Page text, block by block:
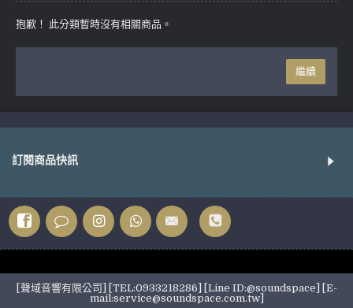
抱歉！ 此分類暫時沒有相關商品。
繼續
訂閱商品快訊
[聲域音響有限公司] [TEL:0933218286] [Line ID:@soundspace] [E-
mail:service@soundspace.com.tw]